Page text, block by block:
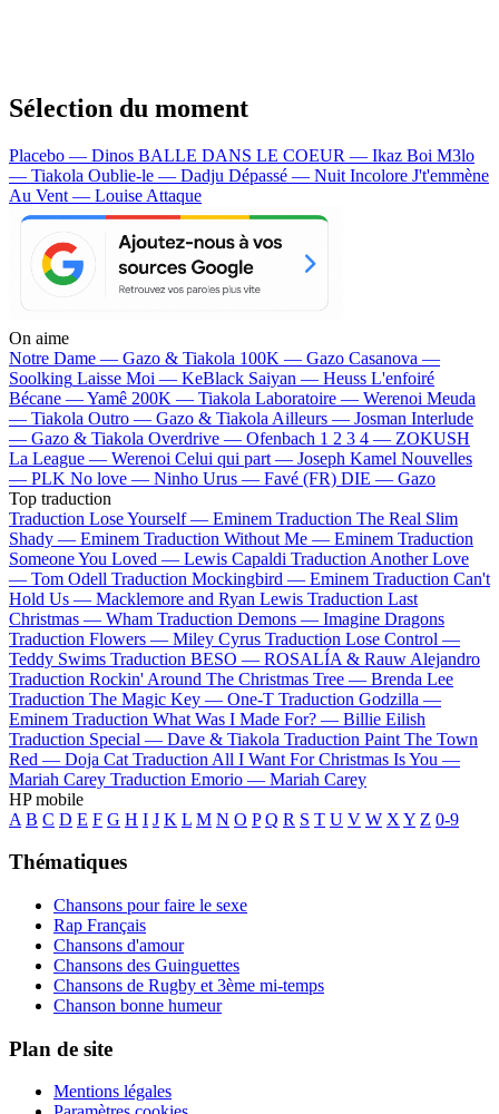
Sélection du moment
Placebo — Dinos BALLE DANS LE COEUR — Ikaz Boi M3lo
— Tiakola Oublie-le — Dadju Dépassé — Nuit Incolore J't'emmène
Au Vent — Louise Attaque
On aime
Notre Dame — Gazo & Tiakola 100K — Gazo Casanova —
Soolking Laisse Moi — KeBlack Saiyan — Heuss L'enfoiré
Bécane —Yamê 200K — Tiakola Laboratoire — Werenoi Meuda
— Tiakola Outro — Gazo & Tiakola Ailleurs — Josman Interlude
— Gazo & Tiakola Overdrive — Ofenbach 1 2 3 4 — ZOKUSH
La League — Werenoi Celui qui part — Joseph Kamel Nouvelles
— PLK No love — Ninho Urus — Favé (FR) DIE — Gazo
Top traduction
Traduction Lose Yourself — Eminem Traduction The Real Slim
Shady — Eminem Traduction Without Me — Eminem Traduction
Someone You Loved — Lewis Capaldi Traduction Another Love
— Tom Odell Traduction Mockingbird — Eminem Traduction Can't
Hold Us — Macklemore and Ryan Lewis Traduction Last
Christmas — Wham Traduction Demons — Imagine Dragons
Traduction Flowers — Miley Cyrus Traduction Lose Control —
Teddy Swims Traduction BESO — ROSALÍA & Rauw Alejandro
Traduction Rockin' Around The Christmas Tree — Brenda Lee
Traduction The Magic Key — One-T Traduction Godzilla —
Eminem Traduction What Was I Made For? — Billie Eilish
Traduction Special — Dave & Tiakola Traduction Paint The Town
Red — Doja Cat Traduction All I Want For Christmas Is You —
Mariah Carey Traduction Emorio — Mariah Carey
HP mobile
A B C D E F G H I J K L M N O P Q R S T U V W X Y Z 0-9
Thématiques
Chansons pour faire le sexe
Rap Français
Chansons d'amour
Chansons des Guinguettes
Chansons de Rugby et 3ème mi-temps
Chanson bonne humeur
Plan de site
Mentions légales